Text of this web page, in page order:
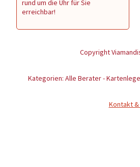
rund um die Uhr für Sie
erreichbar!
Copyright
Kategorien: Alle Berater -
Kontakt